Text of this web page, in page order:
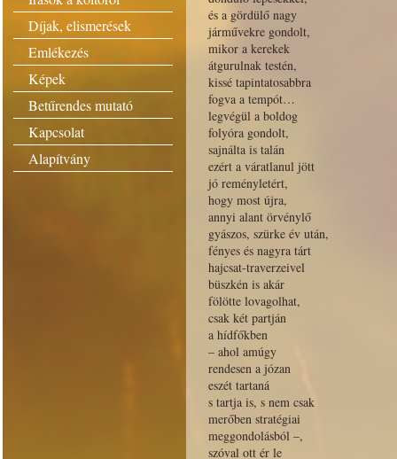
Díjak, elismerések
Emlékezés
Képek
Betűrendes mutató
Kapcsolat
Alapítvány
és a gördülő nagy
járművekre gondolt,
mikor a kerekek
átgurulnak testén,
kissé tapintatosabbra
fogva a tempót…
legvégül a boldog
folyóra gondolt,
sajnálta is talán
ezért a váratlanul jött
jó reményletért,
hogy most újra,
annyi alant örvénylő
gyászos, szürke év után,
fényes és nagyra tárt
hajcsat-traverzeivel
büszkén is akár
fölötte lovagolhat,
csak két partján
a hídfőkben
– ahol amúgy
rendesen a józan
eszét tartaná
s tartja is, s nem csak
merőben stratégiai
meggondolásból –,
szóval ott ér le